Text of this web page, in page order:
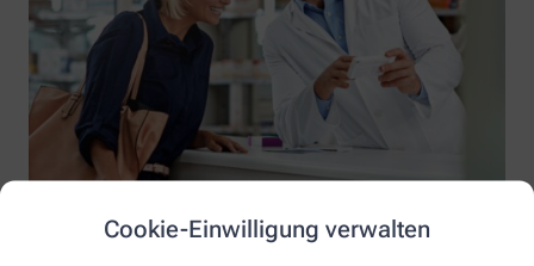
Cookie-Einwilligung verwalten